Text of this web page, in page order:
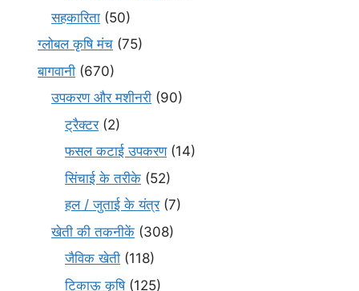
सहकारिता (50)
ग्लोबल कृषि मंच (75)
बागवानी (670)
उपकरण और मशीनरी (90)
ट्रैक्टर(2)
फसल कटाई उपकरण(14)
सिंचाई के तरीके (52)
हल / जुताई के यंत्र(7)
खेती की तकनीकें (308)
जैविक खेती (118)
टिकाऊ कृषि(125)